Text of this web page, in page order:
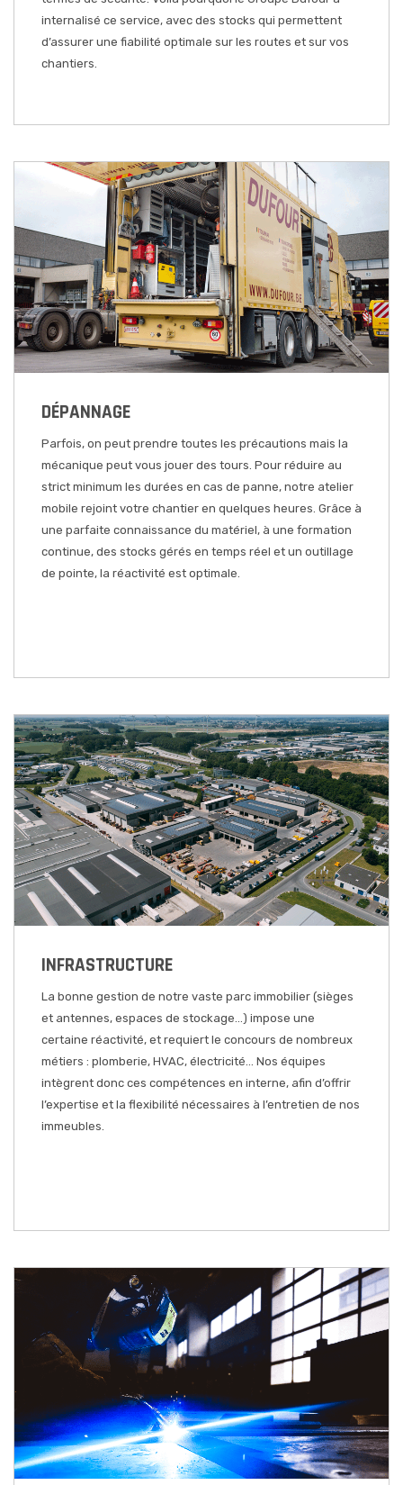
internalisé ce service, avec des stocks qui permettent
d’assurer une fiabilité optimale sur les routes et sur vos
chantiers.
DÉPANNAGE
Parfois, on peut prendre toutes les précautions mais la
mécanique peut vous jouer des tours. Pour réduire au
strict minimum les durées en cas de panne, notre atelier
mobile rejoint votre chantier en quelques heures. Grâce à
une parfaite connaissance du matériel, à une formation
continue, des stocks gérés en temps réel et un outillage
de pointe, la réactivité est optimale.
INFRASTRUCTURE
La bonne gestion de notre vaste parc immobilier (sièges
et antennes, espaces de stockage…) impose une
certaine réactivité, et requiert le concours de nombreux
métiers : plomberie, HVAC, électricité… Nos équipes
intègrent donc ces compétences en interne, afin d’offrir
l’expertise et la flexibilité nécessaires à l’entretien de nos
immeubles.